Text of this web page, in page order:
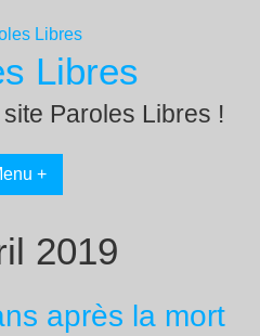
Libres
Paroles Libres !
+
2019
après la mort